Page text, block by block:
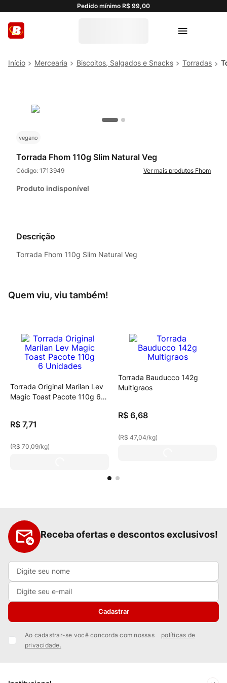
Pedido mínimo R$ 99,00
Mercearia Biscoitos, Salgados e Snacks Torradas
vegano
Torrada Fhom 110g Slim Natural Veg
Código: 1713949 Fhom
Produto indisponível
Descrição
Torrada Fhom 110g Slim Natural Veg
Quem viu, viu também!
Torrada Original Marilan Lev
Magic Toast Pacote 110g 6
R$ 7,71
(R$ 70,09/kg)
Torrada Bauducco 142g
Multigraos
R$ 6,68
(R$ 47,04/kg)
Receba ofertas e descontos exclusivos!
Cadastrar
Ao cadastrar-se você concorda com nossas
políticas de
privacidade.